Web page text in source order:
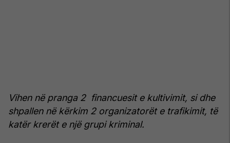
Vihen në pranga 2 financuesit e kultivimit, si dhe
shpallen në kërkim 2 organizatorët e trafikimit, të
katër krerët e një grupi kriminal.